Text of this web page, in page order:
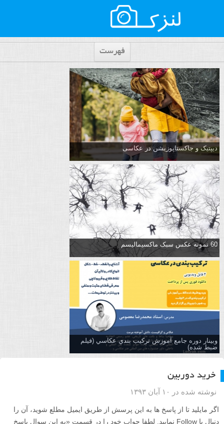
فهرست
دیپتیک و جاکستا‌پوزیشن در عکاسی
60 نمونه عکس سبک ماکسیمالیسم
وبینار دوره جامع آموزش تركيب بندي عكاسي (فیلم
ضبط شده)
خرید دوربین
نوشته شده در ۱۰ آبان ۱۳۹۳
اگر مایلید تا از پاسخ ها به این پرسش از طریق ایمیل مطلع شوید، آن را
دنبال یا Follow نمایید. لطفا جواب خود را در قسمت «به این سوال پاسخ